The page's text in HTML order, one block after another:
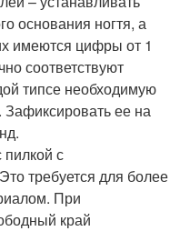
основания ногтя, а
имеются цифры от 1
соответствуют
типсе необходимую
ее на
пилкой с
требуется для более
При
край